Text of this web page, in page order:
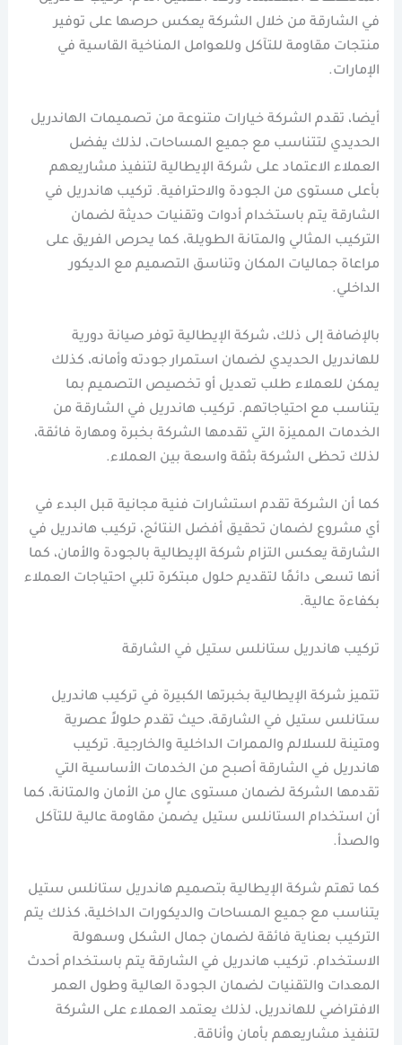
في الشارقة من خلال الشركة يعكس حرصها على توفير
منتجات مقاومة للتآكل وللعوامل المناخية القاسية في
الإمارات.
أيضا، تقدم الشركة خيارات متنوعة من تصميمات الهاندريل
الحديدي لتتناسب مع جميع المساحات، لذلك يفضل
العملاء الاعتماد على شركة الإيطالية لتنفيذ مشاريعهم
بأعلى مستوى من الجودة والاحترافية. تركيب هاندريل في
الشارقة يتم باستخدام أدوات وتقنيات حديثة لضمان
التركيب المثالي والمتانة الطويلة، كما يحرص الفريق على
مراعاة جماليات المكان وتناسق التصميم مع الديكور
الداخلي.
بالإضافة إلى ذلك، شركة الإيطالية توفر صيانة دورية
للهاندريل الحديدي لضمان استمرار جودته وأمانه، كذلك
يمكن للعملاء طلب تعديل أو تخصيص التصميم بما
يتناسب مع احتياجاتهم. تركيب هاندريل في الشارقة من
الخدمات المميزة التي تقدمها الشركة بخبرة ومهارة فائقة،
لذلك تحظى الشركة بثقة واسعة بين العملاء.
كما أن الشركة تقدم استشارات فنية مجانية قبل البدء في
أي مشروع لضمان تحقيق أفضل النتائج، تركيب هاندريل في
الشارقة يعكس التزام شركة الإيطالية بالجودة والأمان، كما
أنها تسعى دائمًا لتقديم حلول مبتكرة تلبي احتياجات العملاء
بكفاءة عالية.
تركيب هاندريل ستانلس ستيل في الشارقة
تتميز شركة الإيطالية بخبرتها الكبيرة في تركيب هاندريل
ستانلس ستيل في الشارقة، حيث تقدم حلولاً عصرية
ومتينة للسلالم والممرات الداخلية والخارجية. تركيب
هاندريل في الشارقة أصبح من الخدمات الأساسية التي
تقدمها الشركة لضمان مستوى عالٍ من الأمان والمتانة، كما
أن استخدام الستانلس ستيل يضمن مقاومة عالية للتآكل
والصدأ.
كما تهتم شركة الإيطالية بتصميم هاندريل ستانلس ستيل
يتناسب مع جميع المساحات والديكورات الداخلية، كذلك يتم
التركيب بعناية فائقة لضمان جمال الشكل وسهولة
الاستخدام. تركيب هاندريل في الشارقة يتم باستخدام أحدث
المعدات والتقنيات لضمان الجودة العالية وطول العمر
الافتراضي للهاندريل، لذلك يعتمد العملاء على الشركة
لتنفيذ مشاريعهم بأمان وأناقة.